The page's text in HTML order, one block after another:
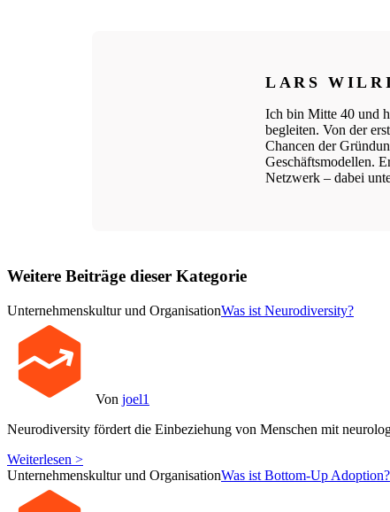
LARS
Ich bin Mitte 40 und
begleiten. Von der
Chancen der
Geschäftsmodellen.
Netzwerk – dabei
Weitere Beiträge dieser Kategorie
Unternehmenskultur und OrganisationWas ist Neurodiversity?
Von joel1
Neurodiversity fördert die Einbeziehung von Menschen mit
Weiterlesen >
Unternehmenskultur und OrganisationWas ist Bottom-Up Adoption?